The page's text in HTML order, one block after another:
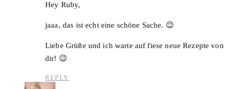
Hey Ruby,
jaaa, das ist echt eine schöne Sache. 😉
Liebe Grüße und ich warte auf fiese neue Rezepte von
dir! 😉
REPLY